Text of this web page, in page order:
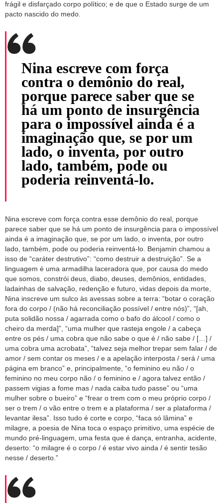
frágil e disfarçado corpo político; e de que o Estado surge de um
pacto nascido do medo.
Nina escreve com força
contra o demônio do real,
porque parece saber que se
há um ponto de insurgência
para o impossível ainda é a
imaginação que, se por um
lado, o inventa, por outro
lado, também, pode ou
poderia reinventá-lo.
Nina escreve com força contra esse demônio do real, porque
parece saber que se há um ponto de insurgência para o impossível
ainda é a imaginação que, se por um lado, o inventa, por outro
lado, também, pode ou poderia reinventá-lo. Benjamin chamou a
isso de “caráter destrutivo”: “como destruir a destruição”. Se a
linguagem é uma armadilha laceradora que, por causa do medo
que somos, constrói deus, diabo, deuses, demônios, entidades,
ladainhas de salvação, redenção e futuro, vidas depois da morte,
Nina inscreve um sulco às avessas sobre a terra: “botar o coração
fora do corpo / (não há reconciliação possível / entre nós)”, “[ah,
puta solidão nossa / agarrada como o bafo do álcool / como o
cheiro da merda]”, “uma mulher que rasteja engole / a cabeça
entre os pés / uma cobra que não sabe o que é / não sabe / […] /
uma cobra uma acrobata”, “talvez seja melhor trepar sem falar / de
amor / sem contar os meses / e a apelação interposta / será / uma
página em branco” e, principalmente, “o feminino eu não / o
feminino no meu corpo não / o feminino e / agora talvez então /
passem vigias a fome mas / nada caiba tudo passe” ou “uma
mulher sobre o bueiro” e “frear o trem com o meu próprio corpo /
ser o trem / o vão entre o trem e a plataforma / ser a plataforma /
levantar ilesa”. Isso tudo é corte e corpo, “faca só lâmina” e
milagre, a poesia de Nina toca o espaço primitivo, uma espécie de
mundo pré-linguagem, uma festa que é dança, entranha, acidente,
deserto: “o milagre é o corpo / é estar vivo ainda / é sentir tesão
nesse / deserto.”